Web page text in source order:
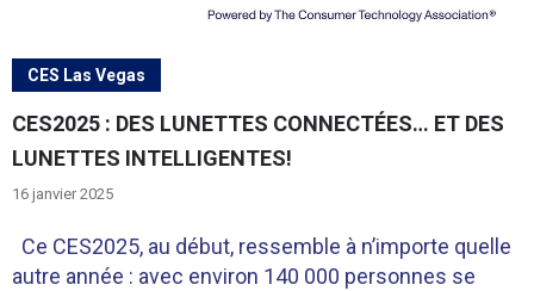
CES Las Vegas
CES2025 : DES LUNETTES CONNECTÉES… ET DES
LUNETTES INTELLIGENTES!
16 janvier 2025
Ce CES2025, au début, ressemble à n’importe quelle
autre année : avec environ 140 000 personnes se